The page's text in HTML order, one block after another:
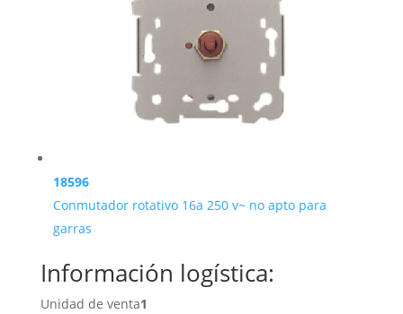
18596
Conmutador rotativo 16a 250 v~ no apto para
garras
Información logística:
Unidad de venta1